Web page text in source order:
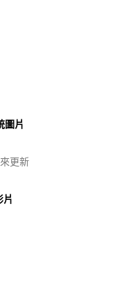
圖片
更新
片